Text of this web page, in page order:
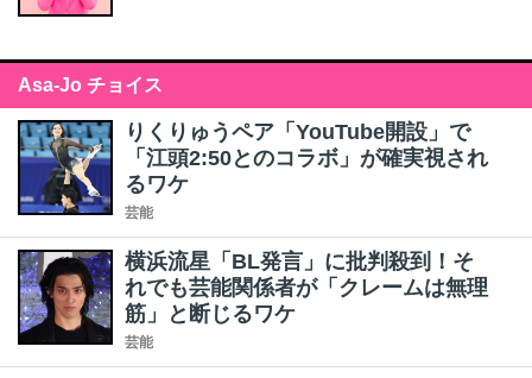
Asa-Jo チョイス
りくりゅうペア「YouTube開設」で
「江頭2:50とのコラボ」が確実視され
るワケ
芸能
横浜流星「BL発言」に批判殺到！そ
れでも芸能関係者が「クレームは無理
筋」と断じるワケ
芸能